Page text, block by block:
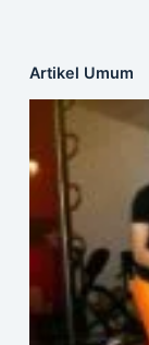
Artikel Umum